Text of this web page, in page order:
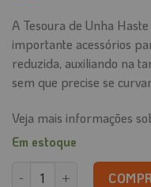
A Tesoura de Unha
importante acessórios
reduzida, auxiliando na
sem que precise se
Veja mais informações
Em estoque
Tesoura de Unha com